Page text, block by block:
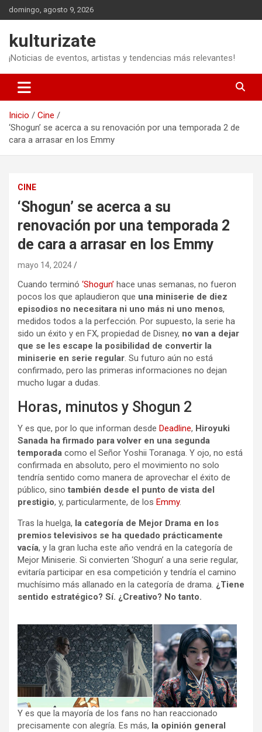
Saltar
al
domingo, agosto 9, 2026
kulturizate
¡Noticias de eventos, artistas y tendencias más relevantes!
Inicio
Cine
‘Shogun’ se acerca a su renovación por una temporada 2 de
cara a arrasar en los Emmy
CINE
‘Shogun’ se acerca a su
renovación por una temporada 2
de cara a arrasar en los Emmy
mayo 14, 2024
Cuando terminó ‘Shogun’ hace unas semanas, no fueron
pocos los que aplaudieron que una miniserie de diez
episodios no necesitara ni uno más ni uno menos,
medidos todos a la perfección. Por supuesto, la serie ha
sido un éxito y en FX, propiedad de Disney, no van a dejar
que se les escape la posibilidad de convertir la
miniserie en serie regular. Su futuro aún no está
confirmado, pero las primeras informaciones no dejan
mucho lugar a dudas.
Horas, minutos y Shogun 2
Y es que, por lo que informan desde Deadline, Hiroyuki
Sanada ha firmado para volver en una segunda
temporada como el Señor Yoshii Toranaga. Y ojo, no está
confirmada en absoluto, pero el movimiento no solo
tendría sentido como manera de aprovechar el éxito de
público, sinotambién desde el punto de vista del
prestigio, y, particularmente, de los Emmy.
Tras la huelga, la categoría de Mejor Drama en los
premios televisivos se ha quedado prácticamente
vacía, y la gran lucha este año vendrá en la categoría de
Mejor Miniserie. Si convierten ‘Shogun’ a una serie regular,
evitaría participar en esa competición y tendría el camino
muchísimo más allanado en la categoría de drama. ¿Tiene
sentido estratégico? Sí. ¿Creativo? No tanto.
Y es que la mayoría de los fans no han reaccionado
precisamente con alegría. Es más, la opinión general